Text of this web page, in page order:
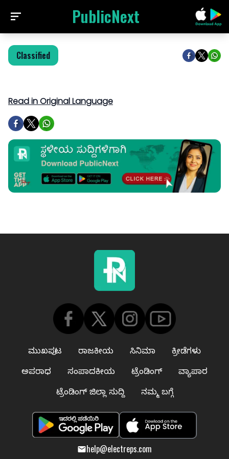
PublicNext
Classified
Read in Original Language
ಮುಖಪುಟ ರಾಜಕೀಯ ಸಿನಿಮಾ
ಕ್ರೀಡೆಗಳು
ಅಪರಾಧ
ಸಂಪಾದಕೀಯ ಟ್ರೆಂಡಿಂಗ್
ವ್ಯಾಪಾರ
ಟ್ರೆಂಡಿಂಗ್ ಜಿಲ್ಲಾ ಸುದ್ದಿ
ನಮ್ಮ ಬಗ್ಗೆ
help@electreps.com